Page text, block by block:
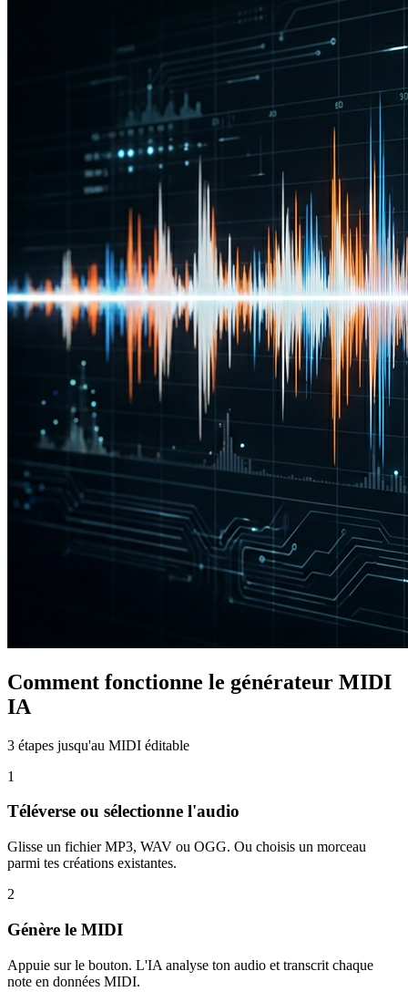
Comment fonctionne le générateur MIDI
IA
3 étapes jusqu'au MIDI éditable
1
Téléverse ou sélectionne l'audio
Glisse un fichier MP3, WAV ou OGG. Ou choisis un morceau
parmi tes créations existantes.
2
Génère le MIDI
Appuie sur le bouton. L'IA analyse ton audio et transcrit chaque
note en données MIDI.